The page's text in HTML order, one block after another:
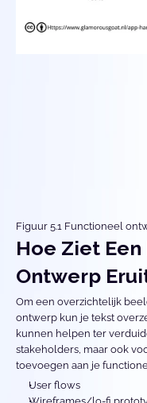
Figuur 5.1 Functioneel
Hoe Ziet
Ontwerp
Om een overzichtelijk
ontwerp kun je tekst
kunnen helpen ter
stakeholders, maar ook
toevoegen aan je
User flows